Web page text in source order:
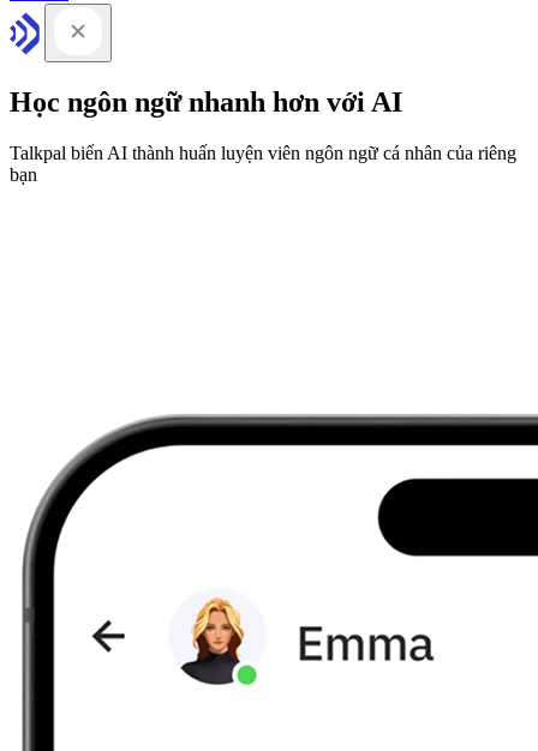
Học ngôn ngữ nhanh hơn với AI
Talkpal biến AI thành huấn luyện viên ngôn ngữ cá nhân của riêng
bạn